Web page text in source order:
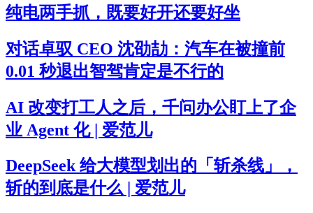
纯电两手抓，既要好开还要好坐
对话卓驭 CEO 沈劭劼：汽车在被撞前
0.01 秒退出智驾肯定是不行的
AI 改变打工人之后，千问办公盯上了企
业 Agent 化 | 爱范儿
DeepSeek 给大模型划出的「斩杀线」，
斩的到底是什么 | 爱范儿